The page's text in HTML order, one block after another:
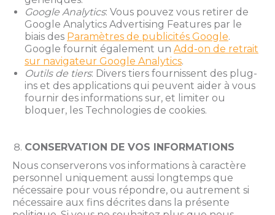
Google Analytics: Vous pouvez vous retirer de
Google Analytics Advertising Features par le
biais des Paramètres de publicités Google.
Google fournit également un Add-on de retrait
sur navigateur Google Analytics.
Outils de tiers: Divers tiers fournissent des plug-
ins et des applications qui peuvent aider à vous
fournir des informations sur, et limiter ou
bloquer, les Technologies de cookies.
CONSERVATION DE VOS INFORMATIONS
Nous conserverons vos informations à caractère
personnel uniquement aussi longtemps que
nécessaire pour vous répondre, ou autrement si
nécessaire aux fins décrites dans la présente